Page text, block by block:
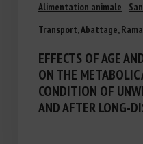
Alimentation animale
Transport, Abattage,
EFFECTS OF AGE
ON THE
CONDITION OF
AND AFTER LONG-